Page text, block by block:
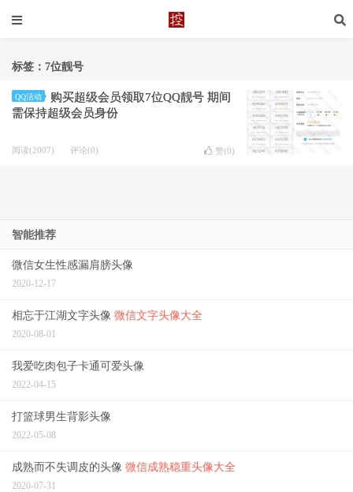
标签：7位靓号
QQ活动
购买超级会员领取7位QQ靓号 期间
需保持超级会员身份
阅读(2007) 评论(0) 赞(0)
智能推荐
微信女生性感漏肩膀头像
2020-12-17
相忘于江湖文字头像 微信文字头像大全
2020-08-01
我爱吃肉包子卡通可爱头像
2022-04-15
打篮球男生背影头像
2022-05-08
成熟而不失调皮的头像 微信成熟稳重头像大全
2020-07-31